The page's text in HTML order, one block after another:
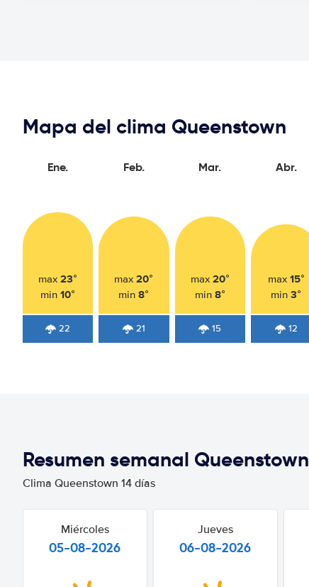
Mapa del clima Queenstown
Ene.
max23°
min10°
22
Feb.
max20°
min8°
21
Mar.
max 20°
min 8°
15
Abr.
max 15°
min3°
12
Resumen semanal Queenstown
Clima Queenstown 14 días
Miércoles
05-08-2026
Jueves
06-08-2026